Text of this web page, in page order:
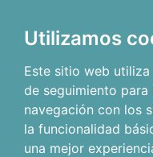
Utilizamos
Este sitio web
de seguimiento
navegación con los
la funcionalidad
una mejor